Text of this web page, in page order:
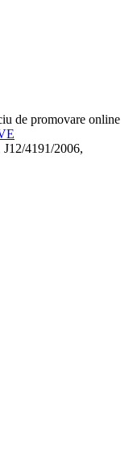
de promovare online
4191/2006,